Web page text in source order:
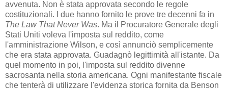
avvenuta. Non è stata approvata secondo le regole
costituzionali. I due hanno fornito le prove tre decenni fa in
The Law That Never Was. Ma il Procuratore Generale degli
Stati Uniti voleva l'imposta sul reddito, come
l'amministrazione Wilson, e così annunciò semplicemente
che era stata approvata. Guadagnò legittimità all'istante. Da
quel momento in poi, l'imposta sul reddito divenne
sacrosanta nella storia americana. Ogni manifestante fiscale
che tenterà di utilizzare l'evidenza storica fornita da Benson